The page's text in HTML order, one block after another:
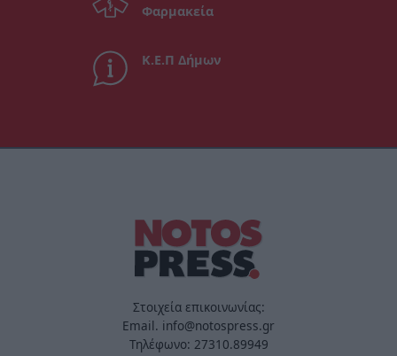
Φαρμακεία
Κ.Ε.Π Δήμων
Στοιχεία επικοινωνίας:
Email. info@notospress.gr
Τηλέφωνο: 27310.89949